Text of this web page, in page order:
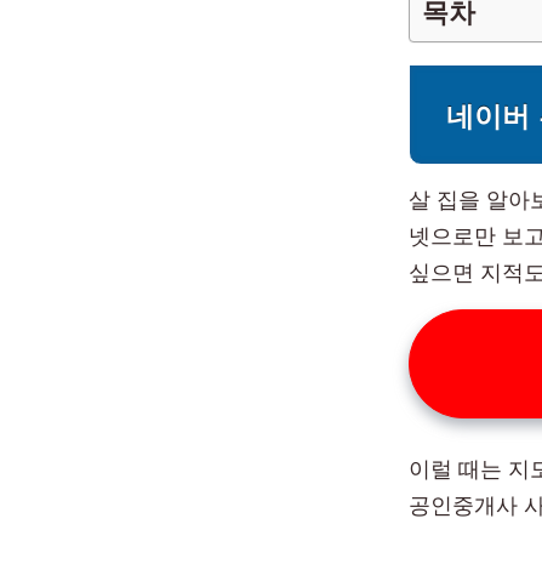
목차
네이버
살 집을 알아
넷으로만 보
싶으면 지적
이럴 때는 지
공인중개사